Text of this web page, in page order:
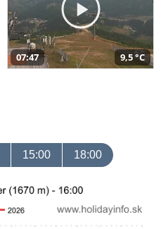
07:47 9,5 °C
15:00 18:00